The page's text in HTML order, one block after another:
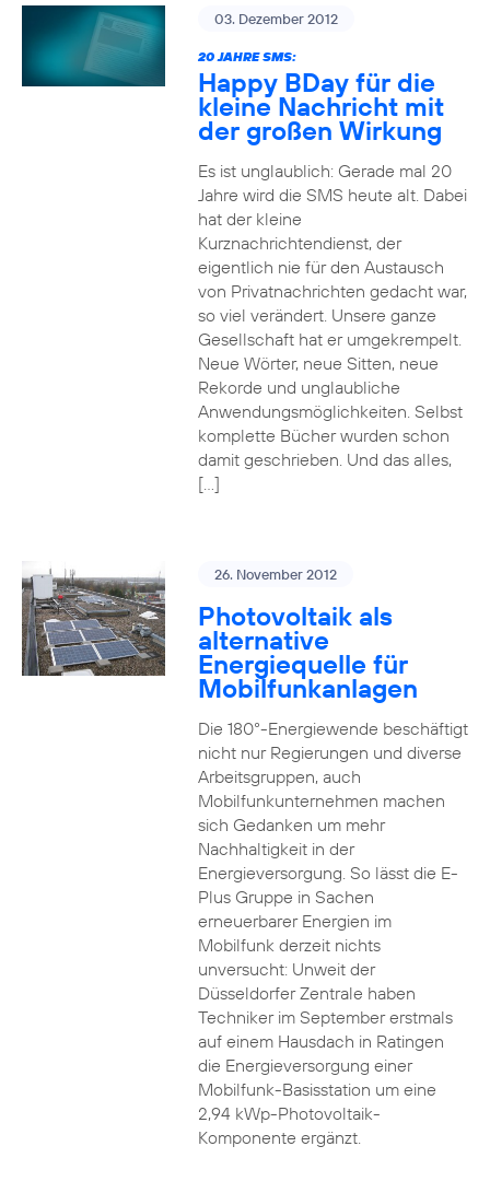
03. Dezember 2012
20 JAHRE SMS:
Happy BDay für die
kleine Nachricht mit
der großen Wirkung
Es ist unglaublich: Gerade mal 20
Jahre wird die SMS heute alt. Dabei
hat der kleine
Kurznachrichtendienst, der
eigentlich nie für den Austausch
von Privatnachrichten gedacht war,
so viel verändert. Unsere ganze
Gesellschaft hat er umgekrempelt.
Neue Wörter, neue Sitten, neue
Rekorde und unglaubliche
Anwendungsmöglichkeiten. Selbst
komplette Bücher wurden schon
damit geschrieben. Und das alles,
[…]
26. November 2012
Photovoltaik als
alternative
Energiequelle für
Mobilfunkanlagen
Die 180°-Energiewende beschäftigt
nicht nur Regierungen und diverse
Arbeitsgruppen, auch
Mobilfunkunternehmen machen
sich Gedanken um mehr
Nachhaltigkeit in der
Energieversorgung. So lässt die E-
Plus Gruppe in Sachen
erneuerbarer Energien im
Mobilfunk derzeit nichts
unversucht: Unweit der
Düsseldorfer Zentrale haben
Techniker im September erstmals
auf einem Hausdach in Ratingen
die Energieversorgung einer
Mobilfunk-Basisstation um eine
2,94 kWp-Photovoltaik-
Komponente ergänzt.